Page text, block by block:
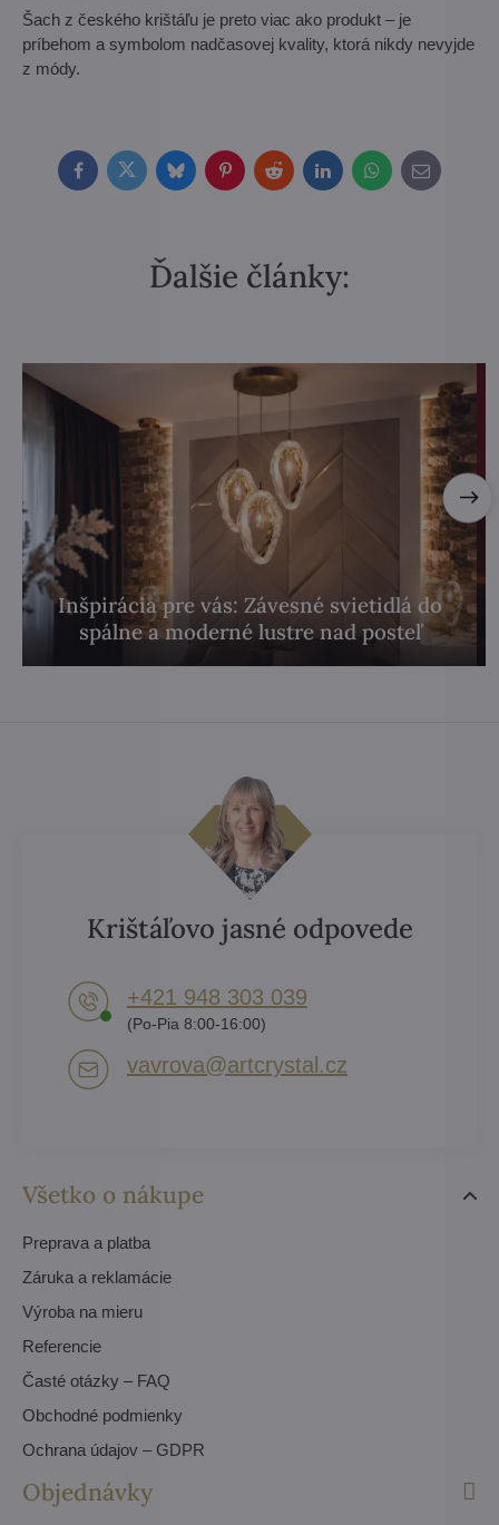
Šach z českého krištáľu je preto viac ako produkt – je
príbehom a symbolom nadčasovej kvality, ktorá nikdy nevyjde
z módy.
FacebookTwitterBlueskyPinterestRedditLinkedInWhatsApp
E-
mail
Ďalšie články:
Inšpirácia pre vás: Závesné svietidlá do
spálne a moderné lustre nad posteľ
Všetko o nákupe
Preprava a platba
Záruka a reklamácie
Výroba na mieru
Referencie
Časté otázky – FAQ
Obchodné podmienky
Ochrana údajov – GDPR
Objednávky
Krištáľovo jasné odpovede
+421 948 303 039
(Po-Pia 8:00-16:00)
vavrova​@artcrystal​.cz